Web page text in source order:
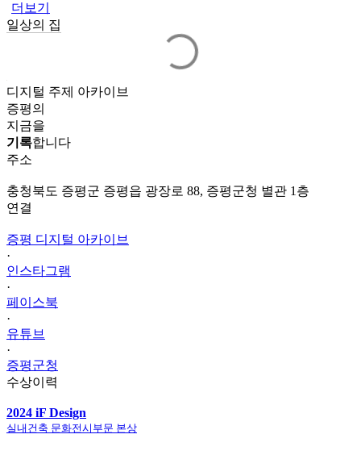
더보기
일상의 집
디지털 주제 아카이브
증평의
지금을
기록합니다
주소
충청북도 증평군 증평읍 광장로 88, 증평군청 별관 1층
연결
증평 디지털 아카이브
·
인스타그램
·
페이스북
·
유튜브
·
증평군청
수상이력
2024 iF Design
실내건축 문화전시부문 본상